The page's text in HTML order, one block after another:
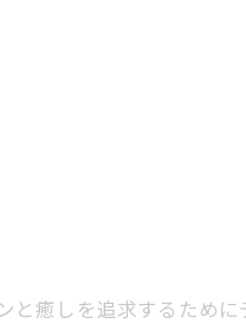
と癒しを追求するために